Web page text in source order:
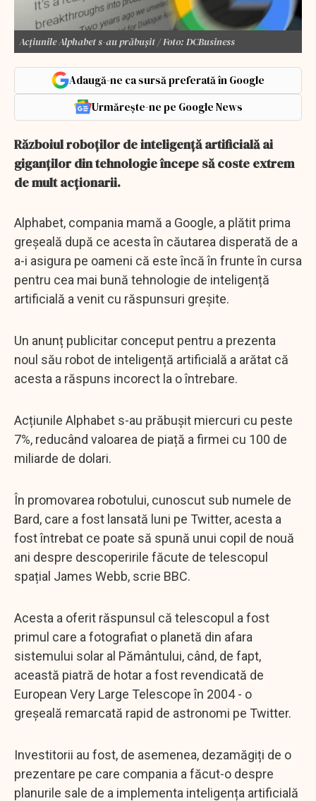
Acțiunile Alphabet s-au prăbușit / Foto: DCBusiness
Adaugă-ne ca sursă preferată în Google
Urmărește-ne pe Google News
Războiul roboților de inteligență artificială ai
giganților din tehnologie începe să coste extrem
de mult acționarii.
Alphabet, compania mamă a Google, a plătit prima
greșeală după ce acesta în căutarea disperată de a
a-i asigura pe oameni că este încă în frunte în cursa
pentru cea mai bună tehnologie de inteligență
artificială a venit cu răspunsuri greșite.
Un anunț publicitar conceput pentru a prezenta
noul său robot de inteligență artificială a arătat că
acesta a răspuns incorect la o întrebare.
Acțiunile Alphabet s-au prăbușit miercuri cu peste
7%, reducând valoarea de piață a firmei cu 100 de
miliarde de dolari.
În promovarea robotului, cunoscut sub numele de
Bard, care a fost lansată luni pe Twitter, acesta a
fost întrebat ce poate să spună unui copil de nouă
ani despre descoperirile făcute de telescopul
spațial James Webb, scrie BBC.
Acesta a oferit răspunsul că telescopul a fost
primul care a fotografiat o planetă din afara
sistemului solar al Pământului, când, de fapt,
această piatră de hotar a fost revendicată de
European Very Large Telescope în 2004 - o
greșeală remarcată rapid de astronomi pe Twitter.
Investitorii au fost, de asemenea, dezamăgiți de o
prezentare pe care compania a făcut-o despre
planurile sale de a implementa inteligența artificială